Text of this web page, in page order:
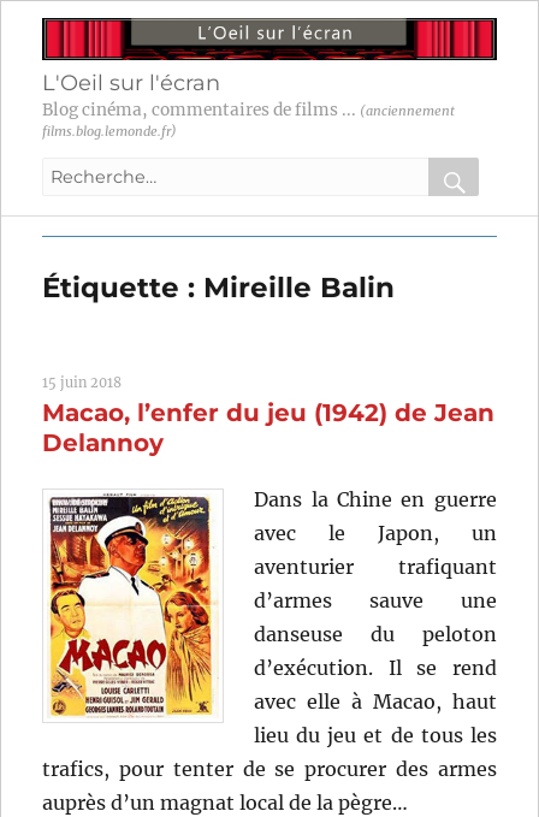
L'Oeil sur l'écran
Blog cinéma, commentaires de films ... (anciennement
films.blog.lemonde.fr)
Recherche
:
OK
Étiquette : Mireille Balin
15 juin 2018
Macao, l’enfer du jeu (1942) de Jean
Delannoy
Dans la Chine en guerre
avec le Japon, un
aventurier trafiquant
d’armes sauve une
danseuse du peloton
d’exécution. Il se rend
avec elle à Macao, haut
lieu du jeu et de tous les
trafics, pour tenter de se procurer des armes
auprès d’un magnat local de la pègre…